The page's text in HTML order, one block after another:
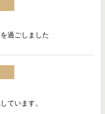
過ごしました
ています。